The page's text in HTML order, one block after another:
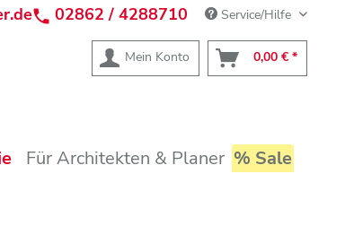
02862 / 4288710 Service/Hilfe
Mein Konto 0,00 € *
Für Architekten & Planer % Sale